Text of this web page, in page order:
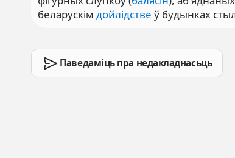
беларускімдойлідстве ў будынках
Паведаміць пра недакладнасьць